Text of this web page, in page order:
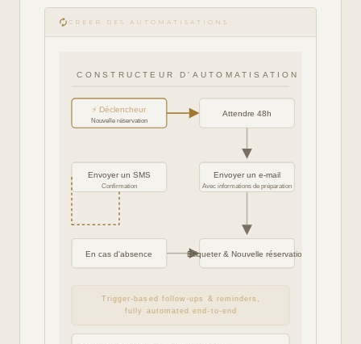
autorenew CRÉER DES AUTOMATISATIONS
CONSTRUCTEUR D'AUTOMATISATION
⚡ Déclencheur
Nouvelle réservation
Attendre 48h
Envoyer un SMS
Confirmation
Envoyer un e-mail
Avec informations de préparation
En cas d'absence Étiqueter & Nouvelle réservation
Trigger-based follow-ups & reminders,
fully automated end-to-end